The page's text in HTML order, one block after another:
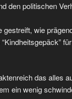
den politischen
gestreift, wie
das alles
ein wenig